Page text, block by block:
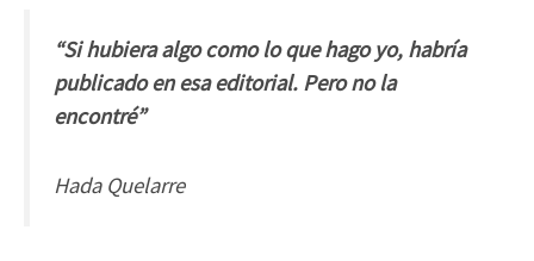
“Si hubiera algo como lo que hago yo, habría
publicado en esa editorial. Pero no la
encontré”
Hada Quelarre